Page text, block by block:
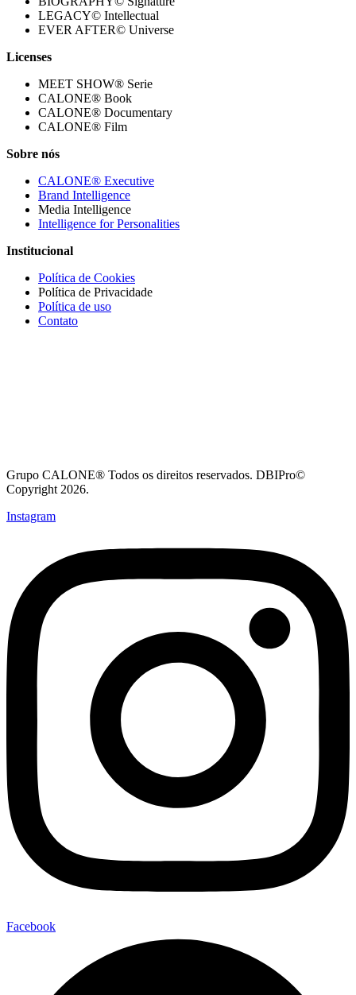
LEGACY© Intellectual
EVER AFTER© Universe
Licenses
MEET SHOW® Serie
CALONE® Book
CALONE® Documentary
CALONE® Film
Sobre nós
CALONE® Executive
Brand Intelligence
Media Intelligence
Intelligence for Personalities
Institucional
Política de Cookies
Política de Privacidade
Política de uso
Contato
Grupo CALONE® Todos os direitos reservados. DBIPro©
Copyright 2026.
Instagram
Facebook